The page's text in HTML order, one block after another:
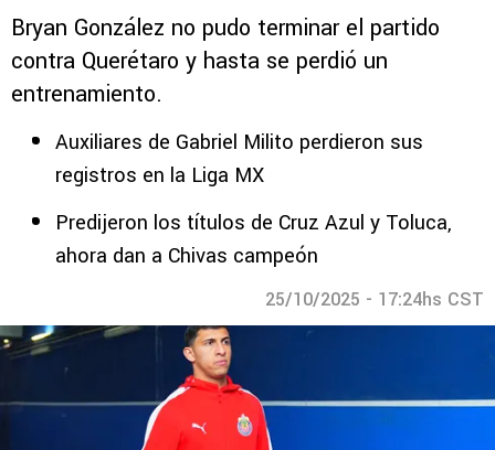
Bryan González no pudo terminar el partido
contra Querétaro y hasta se perdió un
entrenamiento.
Auxiliares de Gabriel Milito perdieron sus
registros en la Liga MX
Predijeron los títulos de Cruz Azul y Toluca,
ahora dan a Chivas campeón
25/10/2025 - 17:24hs CST